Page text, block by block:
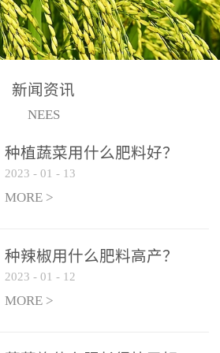
，
、
稀
及滴
冲施
拌苗床土：每平方米苗床
土用本品1kg-2kg与苗床土
混匀后播种。5、园林盆
土用本品30g-50g追肥或作
底肥。
执
使用
的
施、
或
2.5-
水
花
、幼
8.5、水不溶物≤50g/L【执
行标准】NY/T3831-
(2019)准字15306号【使用
方法】适合于基施、追
灌及无土栽培和营养液的
配方施肥。1、苗期冲施、
5kg/亩/次配合大量元素水
新闻资讯
NEES
种植蔬菜用什么肥料好？
2023 - 01 - 13
MORE >
种辣椒用什么肥料高产？
2023 - 01 - 12
MORE >